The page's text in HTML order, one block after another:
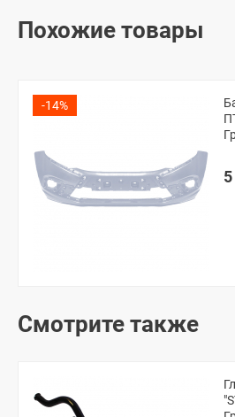
Похожие товары
-14%
Смотрите также